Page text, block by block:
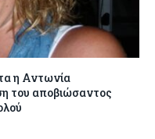
η Αντωνία
του αποβιώσαντος